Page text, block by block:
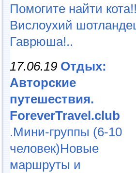
Помогите найти
Вислоухий
Гаврюша!..
17.06.19 Отдых:
Авторские
путешествия.
ForeverTravel.club
.Мини-группы (6-10
человек)Новые
маршруты и